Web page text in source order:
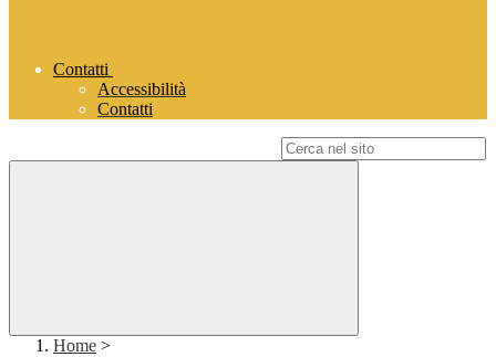
Contatti
Accessibilità
Contatti
Home >